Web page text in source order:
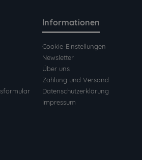
Informationen
Cookie-Einstellungen
Newsletter
Über uns
Zahlung und Versand
Datenschutzerklärung
Impressum